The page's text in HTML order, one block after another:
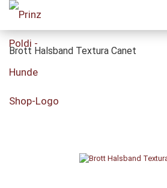
Brott Halsband Textura Canet